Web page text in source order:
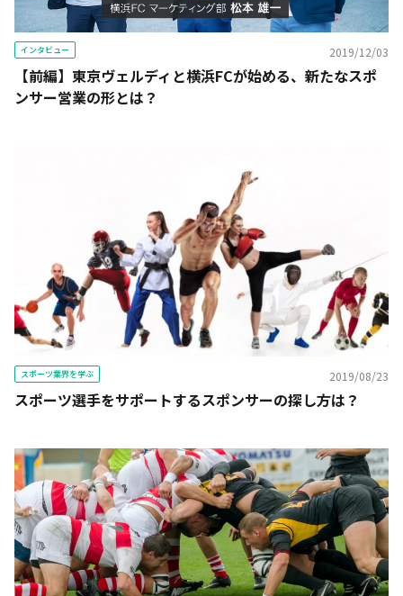
インタビュー 2019/12/03
【前編】東京ヴェルディと横浜FCが始める、新たなスポ
ンサー営業の形とは？
スポーツ業界を学ぶ 2019/08/23
スポーツ選手をサポートするスポンサーの探し方は？